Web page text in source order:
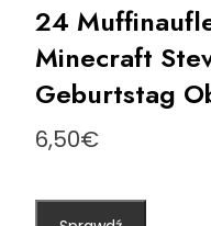
24
Minecraft
Geburtstag
6,50€